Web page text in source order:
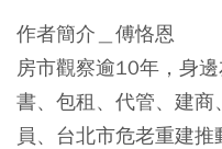
作者簡介＿傅恪恩
房市觀察逾10年，身
書、包租、代管、建商
員、台北市危老重建